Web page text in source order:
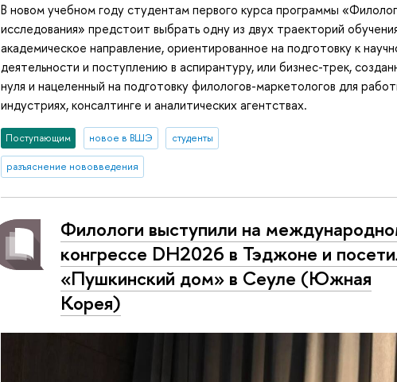
В новом учебном году студентам первого курса программы
исследования» предстоит выбрать одну из двух траекторий
академическое направление, ориентированное на подготовку к
деятельности и поступлению в аспирантуру, или бизнес-трек,
нуля и нацеленный на подготовку филологов-маркетологов для
индустриях, консалтинге и аналитических агентствах.
Поступающим новое в ВШЭ студенты
разъяснение нововведения
Филологи выступили на
конгрессе DH2026 в Тэджоне и
«Пушкинский дом» в Сеуле (Южная
Корея)